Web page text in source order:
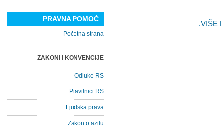
VIŠE
PRAVNA POMOĆ
Početna strana
ZAKONI I KONVENCIJE
Odluke RS
Pravilnici RS
Ljudska prava
Zakon o azilu